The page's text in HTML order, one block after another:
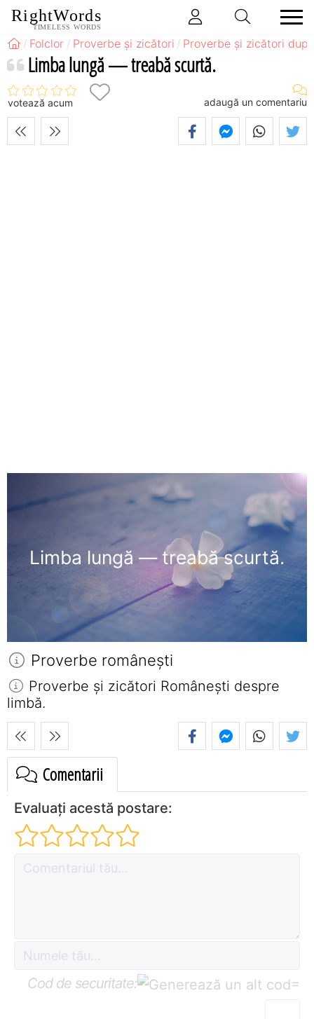
RightWords
TIMELESS WORDS
Folclor Proverbe și zicători Proverbe și zicători
Limba lungă — treabă scurtă.
votează acum adaugă un comentariu
Limba lungă — treabă scurtă.
Proverbe româneşti
Proverbe și zicători Româneşti despre
limbă.
Comentarii
Evaluați acestă postare:
Cod de securitate: =